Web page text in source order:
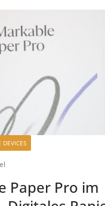
DEVICES
Paper Pro im